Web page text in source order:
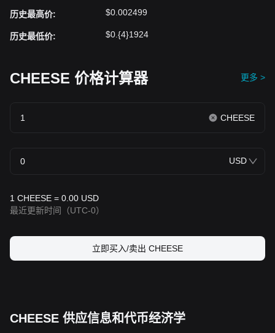
历史最高价: $0.002499
历史最低价: $0.{4}1924
CHEESE 价格计算器 更多 >
CHEESE
USD
1 CHEESE = 0.00 USD
最近更新时间
（UTC-0）
立即买入/卖出 CHEESE
CHEESE 供应信息和代币经济学